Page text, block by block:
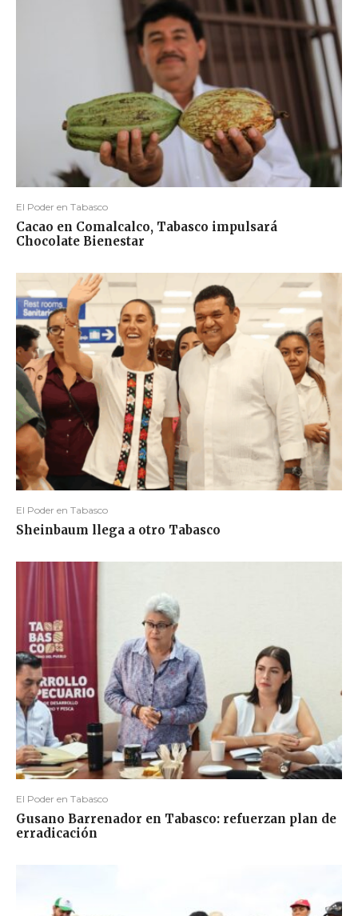
El Poder en Tabasco
Cacao en Comalcalco, Tabasco impulsará
Chocolate Bienestar
El Poder en Tabasco
Sheinbaum llega a otro Tabasco
El Poder en Tabasco
Gusano Barrenador en Tabasco: refuerzan plan de
erradicación